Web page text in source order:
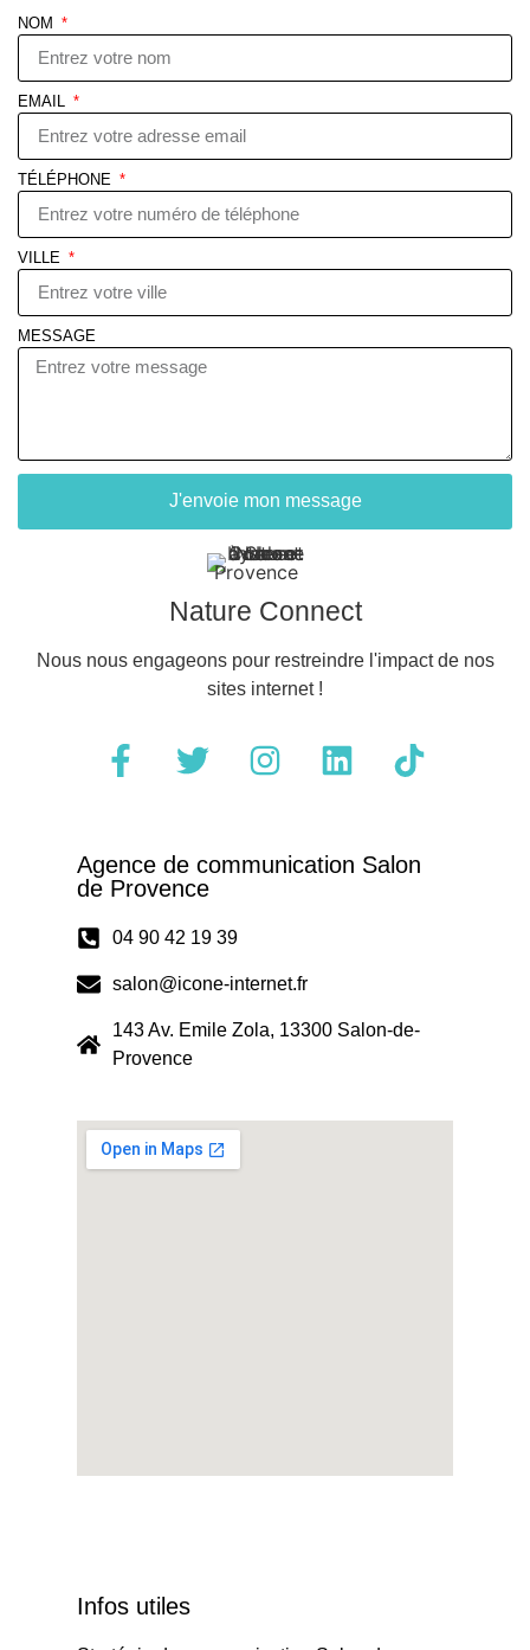
NOM
EMAIL
TÉLÉPHONE
VILLE
MESSAGE
J'envoie mon message
Nature Connect
Nous nous engageons pour restreindre l'impact de nos
sites internet !
Agence de communication Salon
de Provence
04 90 42 19 39
salon@icone-internet.fr
143 Av. Emile Zola, 13300 Salon-de-
Provence
Infos utiles